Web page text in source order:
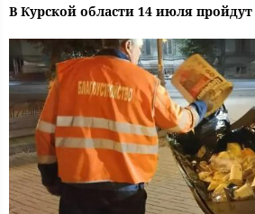
В Курской области 14 июля